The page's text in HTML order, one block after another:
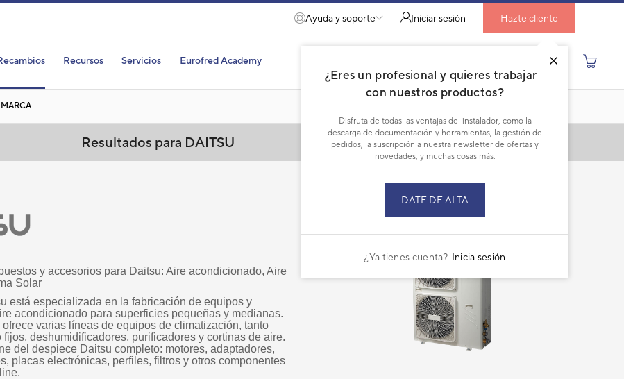
Ayuda y soporte Iniciar sesión
¿Eres un profesional y quieres trabajar
con nuestros productos?
Disfruta de todas las ventajas del instalador, como la
descarga de documentación y herramientas, la gestión de
pedidos, la suscripción a nuestra newsletter de ofertas y
novedades, y muchas cosas más.
DATE DE ALTA
¿Ya tienes cuenta? Inicia sesión
Hazte cliente
Recursos Servicios Eurofred Academy
Resultados para DAITSU
y accesorios para Daitsu: Aire acondicionado, Aire
Solar
está especializada en la fabricación de equipos y
acondicionado para superficies pequeñas y medianas.
ofrece varias líneas de equipos de climatización, tanto
fijos, deshumidificadores, purificadores y cortinas de aire.
del despiece Daitsu completo: motores, adaptadores,
placas electrónicas, perfiles, filtros y otros componentes